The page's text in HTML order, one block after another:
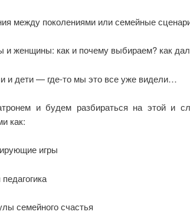
между поколениями или семейные
и женщины: как и почему выбираем? как
и дети — где-то мы это все уже видели…
и будем разбираться на этой и
как:
игры
семейного счастья